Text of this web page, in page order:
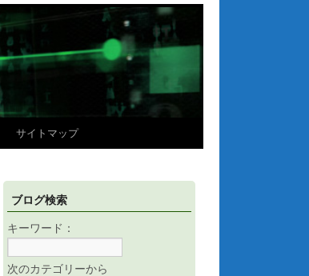
サイトマップ
ブログ検索
キーワード：
次のカテゴリーから